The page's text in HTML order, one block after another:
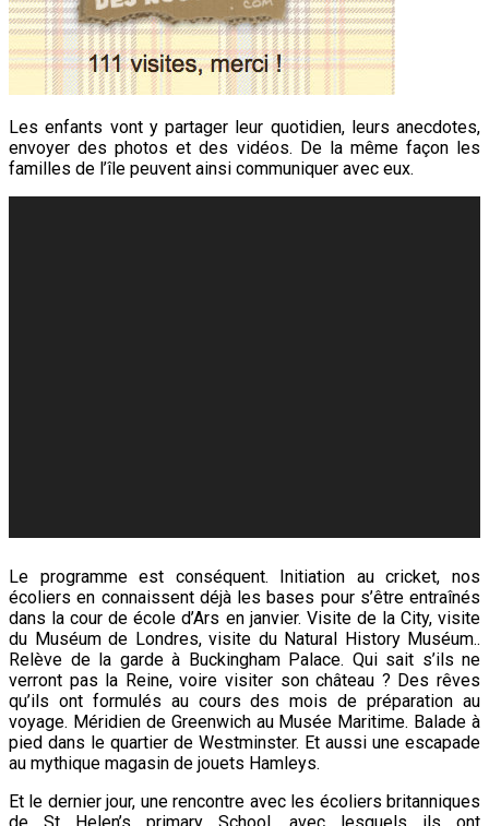
Les enfants vont y partager leur quotidien, leurs anecdotes,
envoyer des photos et des vidéos. De la même façon les
familles de l’île peuvent ainsi communiquer avec eux.
Le programme est conséquent. Initiation au cricket, nos
écoliers en connaissent déjà les bases pour s’être entraînés
dans la cour de école d’Ars en janvier. Visite de la City, visite
du Muséum de Londres, visite du Natural History Muséum..
Relève de la garde à Buckingham Palace. Qui sait s’ils ne
verront pas la Reine, voire visiter son château ? Des rêves
qu’ils ont formulés au cours des mois de préparation au
voyage. Méridien de Greenwich au Musée Maritime. Balade à
pied dans le quartier de Westminster. Et aussi une escapade
au mythique magasin de jouets Hamleys.
Et le dernier jour, une rencontre avec les écoliers britanniques